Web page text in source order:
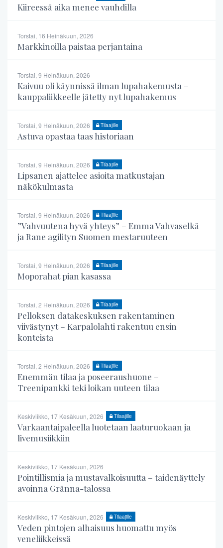
Kiireessä aika menee vauhdilla
Torstai, 16 Heinäkuun, 2026
Markkinoilla paistaa perjantaina
Torstai, 9 Heinäkuun, 2026
Kaivuu oli käynnissä ilman lupahakemusta –
kauppaliikkeelle jätetty nyt lupahakemus
Torstai, 9 Heinäkuun, 2026 Tilaajille
Astuva opastaa taas historiaan
Torstai, 9 Heinäkuun, 2026 Tilaajille
Lipsanen ajattelee asioita matkustajan
näkökulmasta
Torstai, 9 Heinäkuun, 2026 Tilaajille
”Vahvuutena hyvä yhteys” – Emma Vahvaselkä
ja Rane agilityn Suomen mestaruuteen
Torstai, 9 Heinäkuun, 2026 Tilaajille
Moporahat pian kasassa
Torstai, 2 Heinäkuun, 2026 Tilaajille
Pelloksen datakeskuksen rakentaminen
viivästynyt – Karpalolahti rakentuu ensin
konteista
Torstai, 2 Heinäkuun, 2026 Tilaajille
Enemmän tilaa ja poseeraushuone –
Treenipankki teki loikan uuteen tilaa
Keskiviikko, 17 Kesäkuun, 2026 Tilaajille
Varkaantaipaleella luotetaan laaturuokaan ja
livemusiikkiin
Keskiviikko, 17 Kesäkuun, 2026
Pointillismia ja mustavalkoisuutta – taidenäyttely
avoinna Gränna-talossa
Keskiviikko, 17 Kesäkuun, 2026 Tilaajille
Veden pintojen alhaisuus huomattu myös
veneliikkeissä